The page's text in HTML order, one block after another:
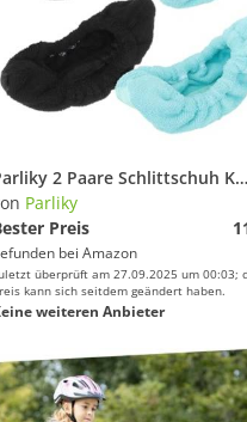
Parliky 2 Paare Schlittschuh Kufen Schützer aus Mikrofaser Leichte Eiskunstlauf Kufenabdeckungen für Schutz vor Schmutz und Feuchtigkeit Langlebige und Praktische Skate Blade Covers S
Parliky
Preis
bei Amazon
überprüft am 27.09.2025 um 00:03;
kann sich seitdem geändert haben.
weiteren Anbieter